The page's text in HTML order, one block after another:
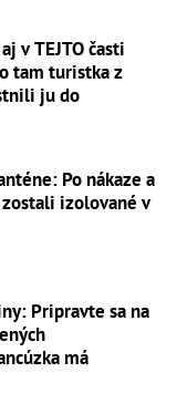
v TEJTO časti
tam turistka z
ju do
Po nákaze a
izolované v
Pripravte sa na
má